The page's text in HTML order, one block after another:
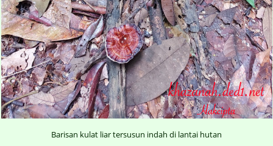
Barisan kulat liar tersusun indah di lantai hutan